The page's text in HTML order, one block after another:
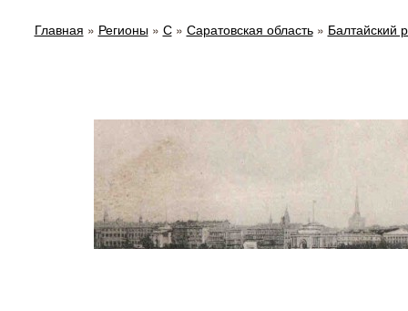
Главная » Регионы» С» Саратовская область» Балтайский